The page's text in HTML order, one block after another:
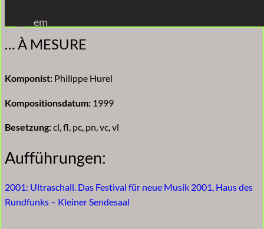
Inhalt
springen
em
… À MESURE
Komponist: Philippe Hurel
Kompositionsdatum: 1999
Besetzung:cl, fl, pc, pn, vc, vl
Aufführungen:
2001: Ultraschall. Das Festival für neue Musik 2001, Haus des
Rundfunks – Kleiner Sendesaal